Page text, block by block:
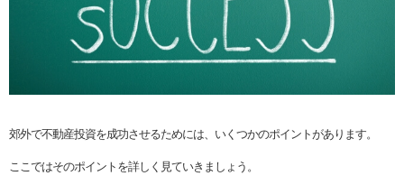
郊外で不動産投資を成功させるためには、いくつかのポイントがあります。
ここではそのポイントを詳しく見ていきましょう。